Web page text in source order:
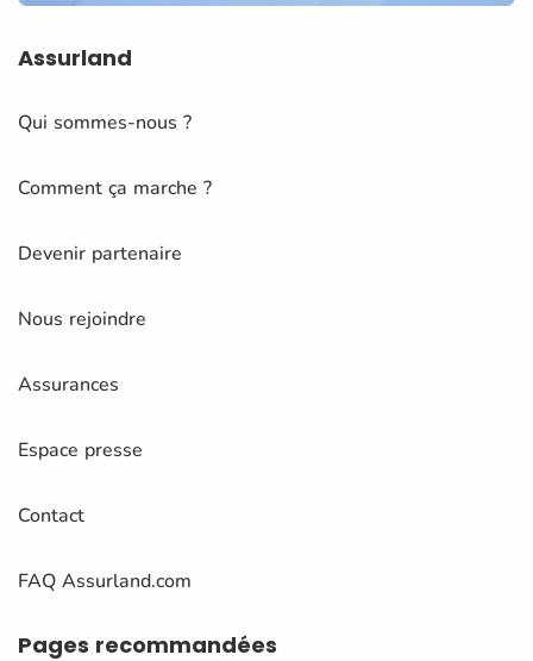
Assurland
Qui sommes-nous ?
Comment ça marche ?
Devenir partenaire
Nous rejoindre
Assurances
Espace presse
Contact
FAQ Assurland.com
Pages recommandées